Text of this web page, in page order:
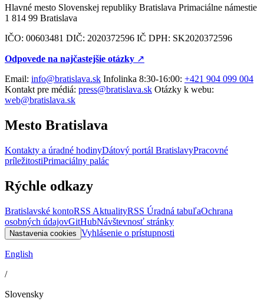
Hlavné mesto Slovenskej republiky Bratislava Primaciálne námestie
1 814 99 Bratislava
IČO: 00603481 DIČ: 2020372596 IČ DPH: SK2020372596
Odpovede na najčastejšie otázky ↗︎
Email: info@bratislava.sk Infolinka 8:30-16:00: +421 904 099 004
Kontakt pre médiá: press@bratislava.sk Otázky k webu:
web@bratislava.sk
Mesto Bratislava
Kontakty a úradné hodinyDátový portál BratislavyPracovné
príležitostiPrimaciálny palác
Rýchle odkazy
Bratislavské kontoRSS AktualityRSS Úradná tabuľaOchrana
osobných údajovGitHubNávštevnosť stránky
Nastavenia cookies Vyhlásenie o prístupnosti
English
/
Slovensky